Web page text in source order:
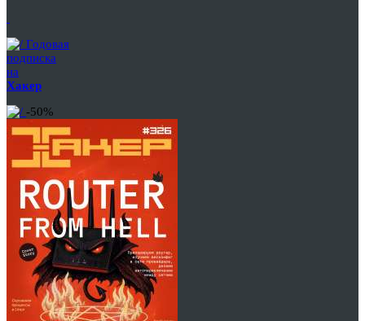
Годовая
подписка
на
Хакер
-50%